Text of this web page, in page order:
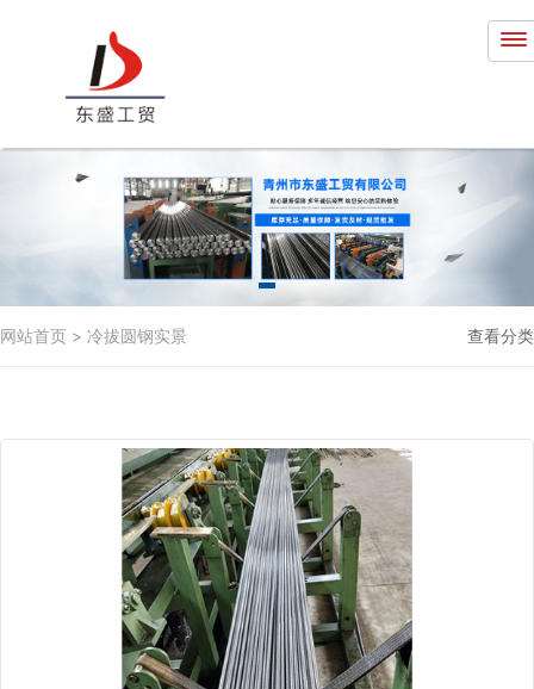
网站首页 > 冷拔圆钢实景 查看分类